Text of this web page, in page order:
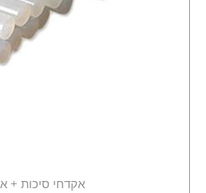
אקדחי סיכות +